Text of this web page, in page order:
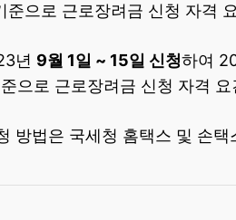
준으로 근로장려금 신청 자격
년 9월 1일 ~ 15일 신청하여
으로 근로장려금 신청 자격
방법은 국세청 홈택스 및 손